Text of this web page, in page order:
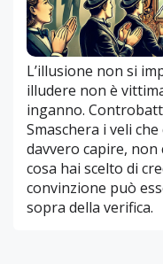
L’illusione non si
illudere non è
inganno.
Smaschera i veli
davvero capire, non
cosa hai scelto di
convinzione può
sopra della verifica.